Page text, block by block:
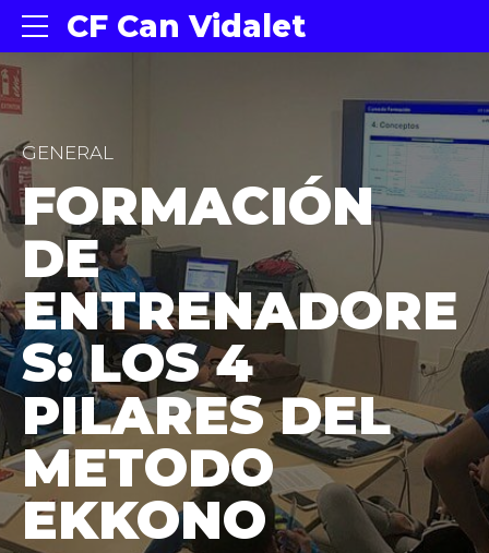
CF Can Vidalet
GENERAL
FORMACIÓN
DE
ENTRENADORE
S: LOS 4
PILARES DEL
METODO
EKKONO